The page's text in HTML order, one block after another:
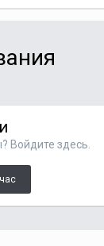
Войдите здесь.